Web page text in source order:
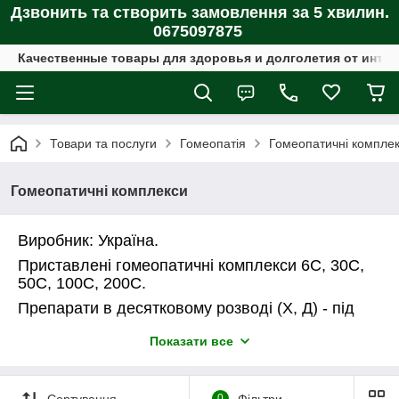
Дзвонить та створить замовлення за 5 хвилин.
0675097875
Качественные товары для здоровья и долголетия от
Товари та послуги Гомеопатія Гомеопатичні
Гомеопатичні комплекси
Виробник: Україна.
Приставлені гомеопатичні комплекси 6С, 30С,
50С, 100С, 200С.
Препарати в десятковому розводі (Х, Д) - під
Пакування: 20 грамів.
Показати все